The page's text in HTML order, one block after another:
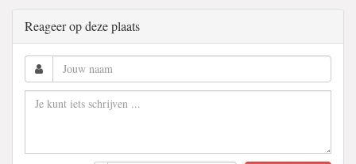
Reageer op deze plaats